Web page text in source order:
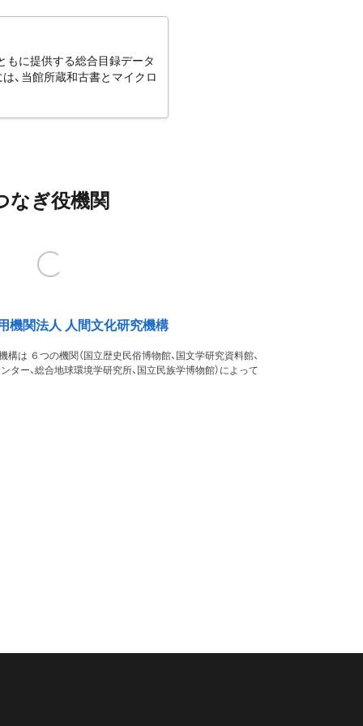
もに提供する総合目録データ
、当館所蔵和古書とマイクロ
なぎ役機関
機関法人 人間文化研究機構
は ６つの機関（国立歴史民俗博物館、国文学研究資料館、
ター、総合地球環境学研究所、国立民族学博物館）によって